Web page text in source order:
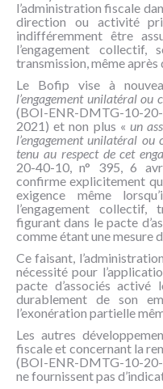
l’administration fiscale
direction ou activité
indifféremment être
l’engagement
transmission, même après
Le Bofip vise à
l’engagement unilatéral
(BOI-ENR-DMTG-10-
2021) et non plus « un
l’engagement unilatéral
tenu au respect de cet
20-40-10, n° 395, 6
confirme explicitement
exigence même
l’engagement collectif,
figurant dans le pacte
comme étant une mesure
Ce faisant,
nécessité pour
pacte d’associés activé
durablement de son
l’exonération partielle
Les autres
fiscale et concernant la
(BOI-ENR-DMTG-10-20-
ne fournissent pas